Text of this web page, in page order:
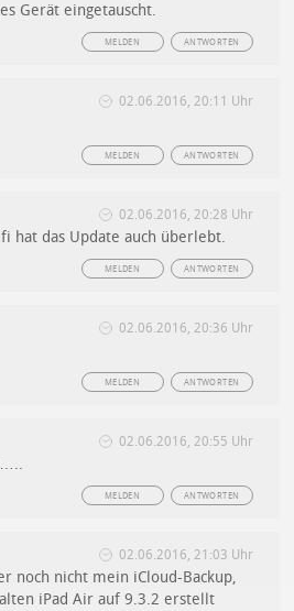
Gerät eingetauscht.
ANTWORTEN
MELDEN
02.06.2016, 20:11 Uhr
ANTWORTEN
MELDEN
02.06.2016, 20:28 Uhr
hat das Update auch überlebt.
ANTWORTEN
MELDEN
02.06.2016, 20:36 Uhr
ANTWORTEN
MELDEN
02.06.2016, 20:55 Uhr
ANTWORTEN
MELDEN
02.06.2016, 21:03 Uhr
noch nicht mein iCloud-Backup,
iPad Air auf 9.3.2 erstellt